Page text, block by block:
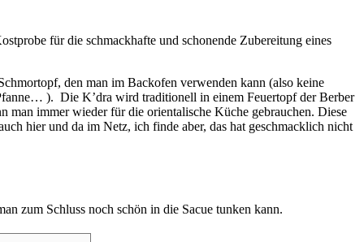
für die schmackhafte und schonende Zubereitung eines
den man im Backofen verwenden kann (also keine
). Die K’dra wird traditionell in einem Feuertopf der Berber
man immer wieder für die orientalische Küche gebrauchen. Diese
hier und da im Netz, ich finde aber, das hat geschmacklich nicht
zum Schluss noch schön in die Sacue tunken kann.